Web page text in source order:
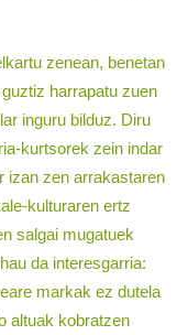
zenean, benetan
harrapatu zuen
inguru bilduz. Diru
kurtsorek zein indar
izan zen arrakastaren
kulturaren ertz
salgai mugatuek
da interesgarria:
markak ez dutela
altuak kobratzen